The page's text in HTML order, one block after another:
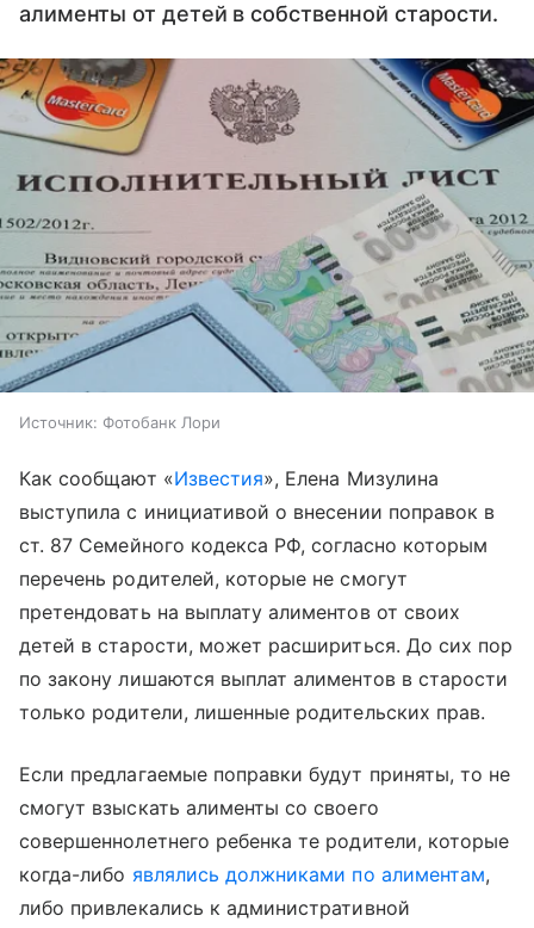
алименты от детей в собственной старости.
Источник: Фотобанк Лори
Как сообщают «Известия», Елена Мизулина
выступила с инициативой о внесении поправок в
ст. 87 Семейного кодекса РФ, согласно которым
перечень родителей, которые не смогут
претендовать на выплату алиментов от своих
детей в старости, может расшириться. До сих пор
по закону лишаются выплат алиментов в старости
только родители, лишенные родительских прав.
Если предлагаемые поправки будут приняты, то не
смогут взыскать алименты со своего
совершеннолетнего ребенка те родители, которые
когда-либо являлись должниками по алиментам,
либо привлекались к административной